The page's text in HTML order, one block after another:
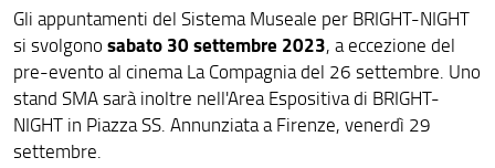
Gli appuntamenti del Sistema Museale per BRIGHT-NIGHT
si svolgono sabato 30 settembre 2023, a eccezione del
pre-evento al cinema La Compagnia del 26 settembre. Uno
stand SMA sarà inoltre nell'Area Espositiva di BRIGHT-
NIGHT in Piazza SS. Annunziata a Firenze, venerdì 29
settembre.